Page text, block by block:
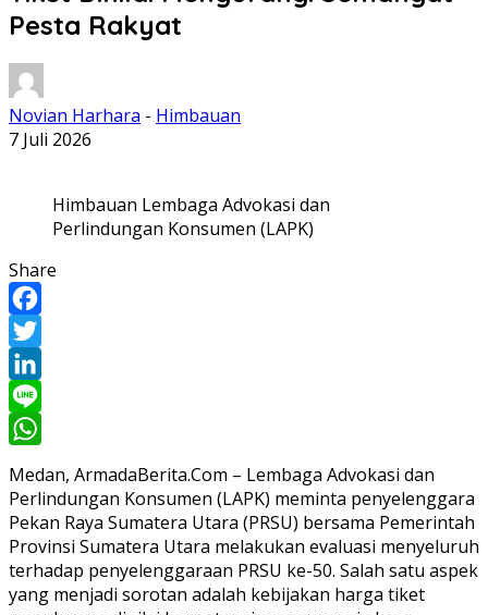
Pesta Rakyat
Novian Harhara - Himbauan
7 Juli 2026
Himbauan Lembaga Advokasi dan
Perlindungan Konsumen (LAPK)
Share
Facebook
Twitter
LinkedIn
Line
Medan, ArmadaBerita.Com – Lembaga Advokasi dan
Perlindungan Konsumen (LAPK) meminta penyelenggara
Pekan Raya Sumatera Utara (PRSU) bersama Pemerintah
Provinsi Sumatera Utara melakukan evaluasi menyeluruh
terhadap penyelenggaraan PRSU ke-50. Salah satu aspek
yang menjadi sorotan adalah kebijakan harga tiket